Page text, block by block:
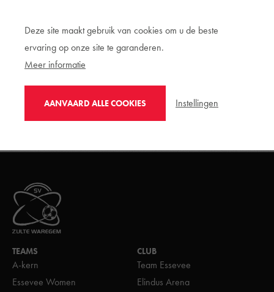
of we zijn opnieuw op achtervolgen aangewezen. De thuisploeg
haalt de achterlijn en brengt de bal tot bij Fatou die er 2-1 van
maakt. Het duurt even maar zodra het uur is geslagen, is Essevee
de gevaarlijkste ploeg op het veld. Diop, Hedl en tot twee keer
opnieuw Fatou die kan scoren. Hij zet de 3-1 eindstand op het
TEAMS
A-kern
Essevee Women
CLUB
Team Essevee
Elindus Arena
Deze site maakt gebruik van cookies om u de beste
ervaring op onze site te garanderen.
Meer informatie
AANVAARD ALLE COOKIES Instellingen